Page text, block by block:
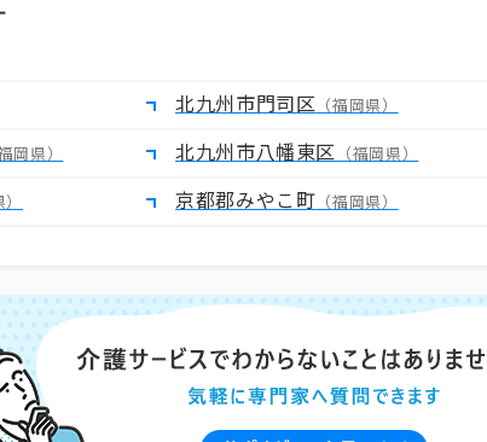
北九州市門司区 （福岡県）
岡県） 北九州市八幡東区 （福岡県）
京都郡みやこ町 （福岡県）